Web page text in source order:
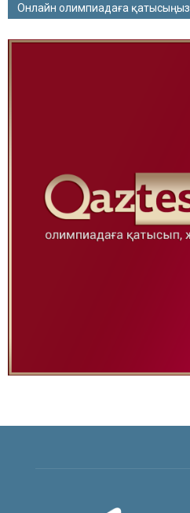
Онлайн олимпиадаға қатысыңыз